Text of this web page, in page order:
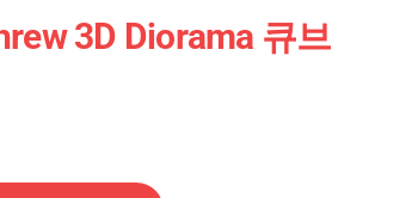
3D Diorama 큐브